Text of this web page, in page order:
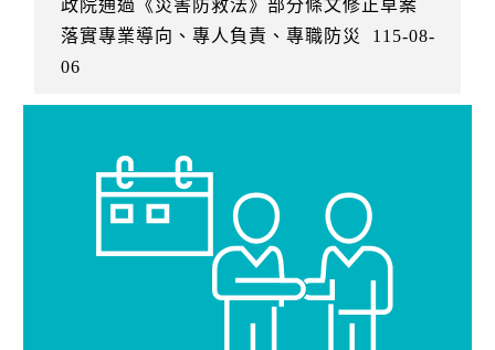
政院通過《災害防救法》部分條文修正草案
落實專業導向、專人負責、專職防災
115-08-
06